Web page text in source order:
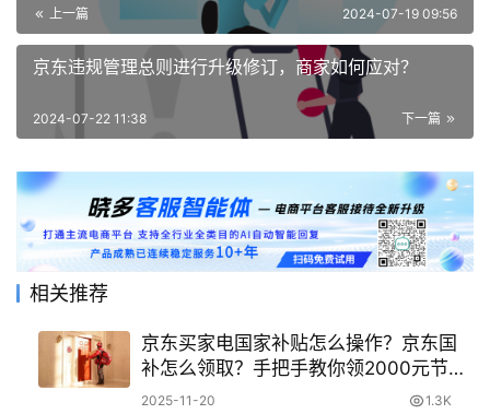
上一篇 2024-07-19 09:56
京东违规管理总则进行升级修订，商家如何应对？
下一篇
2024-07-22 11:38
相关推荐
京东买家电国家补贴怎么操作？京东国
补怎么领取？手把手教你领2000元节能
补贴
2025-11-20 1.3K